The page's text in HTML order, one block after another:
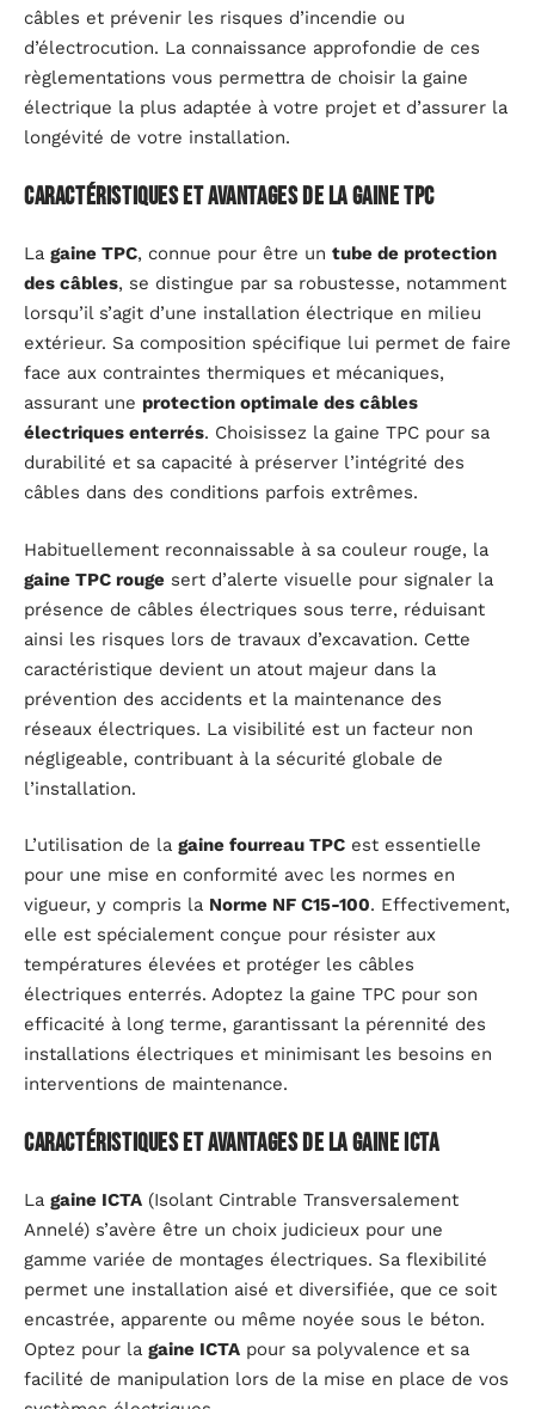
câbles et prévenir les risques d’incendie ou
d’électrocution. La connaissance approfondie de ces
règlementations vous permettra de choisir la gaine
électrique la plus adaptée à votre projet et d’assurer la
longévité de votre installation.
Caractéristiques et avantages de la gaine TPC
La gaine TPC, connue pour être un tube de protection
des câbles, se distingue par sa robustesse, notamment
lorsqu’il s’agit d’une installation électrique en milieu
extérieur. Sa composition spécifique lui permet de faire
face aux contraintes thermiques et mécaniques,
assurant une protection optimale des câbles
électriques enterrés. Choisissez la gaine TPC pour sa
durabilité et sa capacité à préserver l’intégrité des
câbles dans des conditions parfois extrêmes.
Habituellement reconnaissable à sa couleur rouge, la
gaine TPC rouge sert d’alerte visuelle pour signaler la
présence de câbles électriques sous terre, réduisant
ainsi les risques lors de travaux d’excavation. Cette
caractéristique devient un atout majeur dans la
prévention des accidents et la maintenance des
réseaux électriques. La visibilité est un facteur non
négligeable, contribuant à la sécurité globale de
l’installation.
L’utilisation de la gaine fourreau TPC est essentielle
pour une mise en conformité avec les normes en
vigueur, y compris la Norme NF C15-100. Effectivement,
elle est spécialement conçue pour résister aux
températures élevées et protéger les câbles
électriques enterrés. Adoptez la gaine TPC pour son
efficacité à long terme, garantissant la pérennité des
installations électriques et minimisant les besoins en
interventions de maintenance.
Caractéristiques et avantages de la gaine ICTA
La gaine ICTA (Isolant Cintrable Transversalement
Annelé) s’avère être un choix judicieux pour une
gamme variée de montages électriques. Sa flexibilité
permet une installation aisé et diversifiée, que ce soit
encastrée, apparente ou même noyée sous le béton.
Optez pour la gaine ICTA pour sa polyvalence et sa
facilité de manipulation lors de la mise en place de vos